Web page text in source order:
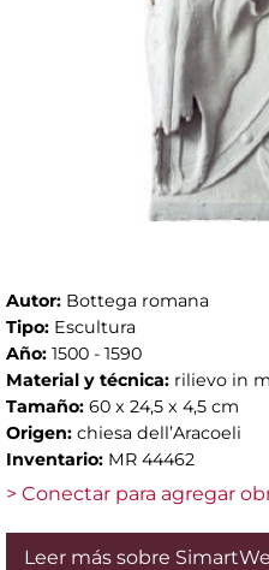
Autor: Bottega romana
Tipo: Escultura
Año: 1500 - 1590
Material y técnica: rilievo in
Tamaño: 60 x 24,5 x 4,5 cm
Origen: chiesa dell’Aracoeli
Inventario: MR 44462
> Conectar para agregar
Leer más sobre